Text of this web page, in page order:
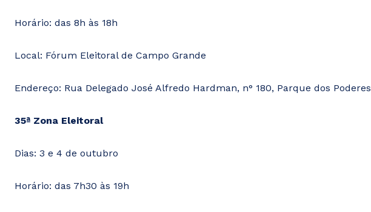
Horário: das 8h às 18h
Local: Fórum Eleitoral de Campo Grande
Endereço: Rua Delegado José Alfredo Hardman, n° 180, Parque dos Poderes
35ª Zona Eleitoral
Dias: 3 e 4 de outubro
Horário: das 7h30 às 19h